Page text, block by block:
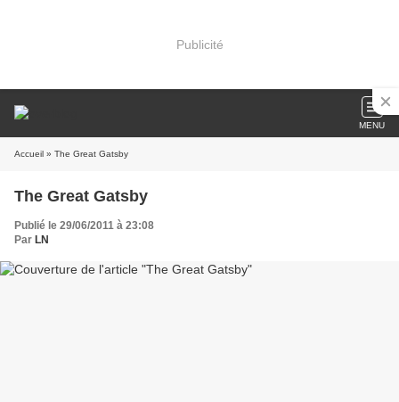
Publicité
MENU
Accueil » The Great Gatsby
The Great Gatsby
Publié le 29/06/2011 à 23:08
Par LN